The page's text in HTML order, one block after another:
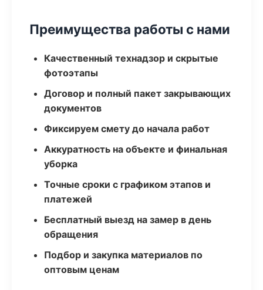
Преимущества работы с нами
Качественный технадзор и скрытые
фотоэтапы
Договор и полный пакет закрывающих
документов
Фиксируем смету до начала работ
Аккуратность на объекте и финальная
уборка
Точные сроки с графиком этапов и
платежей
Бесплатный выезд на замер в день
обращения
Подбор и закупка материалов по
оптовым ценам